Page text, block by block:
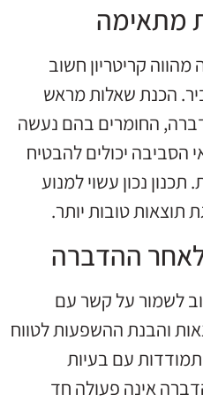
מתאימה
קריטריון חשוב
הכנת שאלות מראש
החומרים בהם נעשה
הסביבה יכולים להבטיח
נכון עשוי למנוע
תוצאות טובות יותר.
ההדברה
לשמור על קשר עם
והבנת ההשפעות לטווח
עם בעיות
אינה פעולה חד